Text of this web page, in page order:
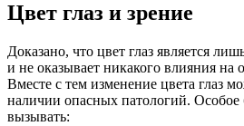
Цвет глаз и зрение
Доказано, что цвет глаз является
и не оказывает никакого влияния на
Вместе с тем изменение цвета глаз
наличии опасных патологий.
вызывать: